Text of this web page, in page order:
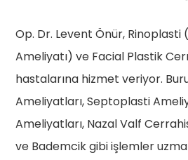
Op. Dr. Levent Önür, Rinoplasti
Ameliyatı) ve Facial Plastik
hastalarına hizmet veriyor.
Ameliyatları, Septoplasti
Ameliyatları, Nazal Valf
ve Bademcik gibi işlemler